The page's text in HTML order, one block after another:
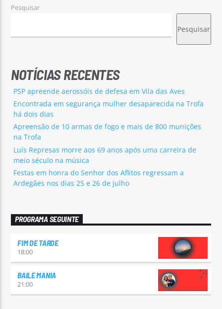
Pesquisar
Pesquisar
NOTÍCIAS RECENTES
PSP apreende aerossóis de defesa em Vila das Aves
Encontrada em segurança mulher desaparecida na Trofa
há dois dias
Apreensão de 10 armas de fogo e mais de 800 munições
na Trofa
Luís Represas morre aos 69 anos após uma carreira de
meio século na música
Festas em honra do Senhor dos Aflitos regressam a
Ardegães nos dias 25 e 26 de julho
PROGRAMA SEGUINTE
FIM DE TARDE
18:00
BAILE MANIA
21:00